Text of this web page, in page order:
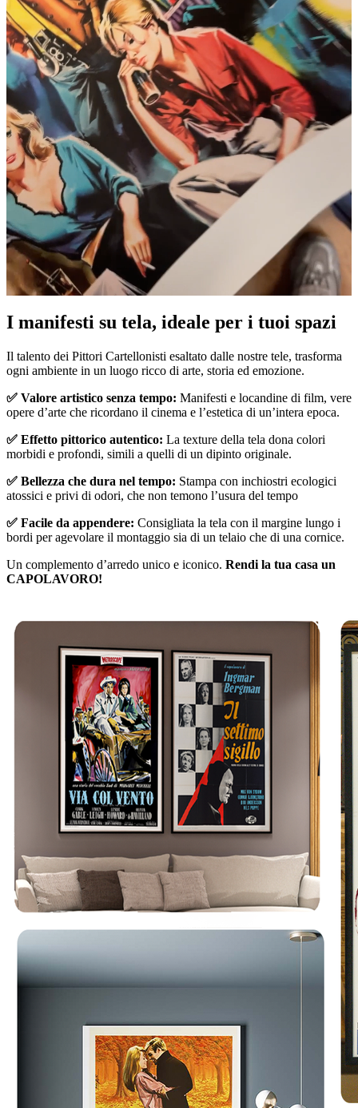
I manifesti su tela, ideale per i tuoi spazi
Il talento dei Pittori Cartellonisti esaltato dalle nostre tele, trasforma
ogni ambiente in un luogo ricco di arte, storia ed emozione.
✅ Valore artistico senza tempo: Manifesti e locandine di film, vere
opere d’arte che ricordano il cinema e l’estetica di un’intera epoca.
✅ Effetto pittorico autentico: La texture della tela dona colori
morbidi e profondi, simili a quelli di un dipinto originale.
✅ Bellezza che dura nel tempo: Stampa con inchiostri ecologici
atossici e privi di odori, che non temono l’usura del tempo
✅ Facile da appendere: Consigliata la tela con il margine lungo i
bordi per agevolare il montaggio sia di un telaio che di una cornice.
Un complemento d’arredo unico e iconico. Rendi la tua casa un
CAPOLAVORO!